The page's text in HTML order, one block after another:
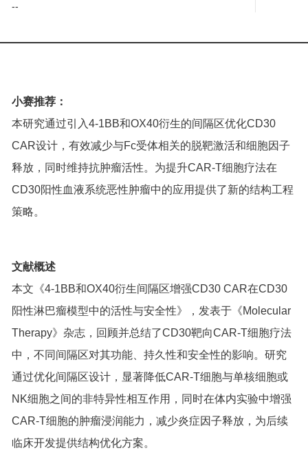
--
小赛推荐：
本研究通过引入4-1BB和OX40衍生的间隔区优化CD30
CAR设计，有效减少与Fc受体相关的脱靶激活和细胞因子
释放，同时维持抗肿瘤活性。为提升CAR-T细胞疗法在
CD30阳性血液系统恶性肿瘤中的应用提供了新的结构工程
策略。
文献概述
本文《4-1BB和OX40衍生间隔区增强CD30 CAR在CD30
阳性淋巴瘤模型中的活性与安全性》，发表于《Molecular
Therapy》杂志，回顾并总结了CD30靶向CAR-T细胞疗法
中，不同间隔区对其功能、持久性和安全性的影响。研究
通过优化间隔区设计，显著降低CAR-T细胞与单核细胞或
NK细胞之间的非特异性相互作用，同时在体内实验中增强
CAR-T细胞的肿瘤浸润能力，减少炎症因子释放，为后续
临床开发提供结构优化方案。